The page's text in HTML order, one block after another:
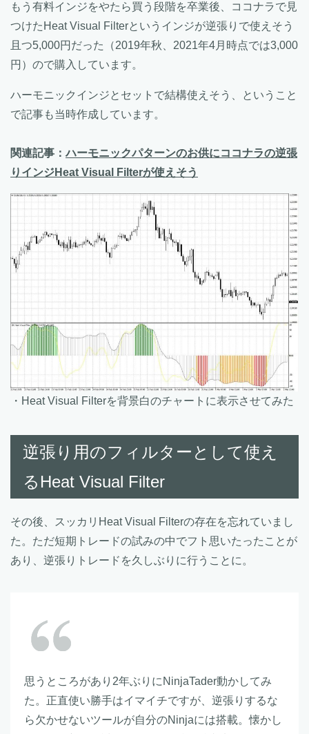
もう有料インジをやたら買う段階を卒業後、ココナラで見
つけたHeat Visual Filterというインジが逆張りで使えそう
且つ5,000円だった（2019年秋、2021年4月時点では3,000
円）ので購入しています。
ハーモニックインジとセットで結構使えそう、ということ
で記事も当時作成しています。
関連記事：ハーモニックパターンのお供にココナラの逆張
りインジHeat Visual Filterが使えそう
・Heat Visual Filterを背景白のチャートに表示させてみた
逆張り用のフィルターとして使え
るHeat Visual Filter
その後、スッカリHeat Visual Filterの存在を忘れていまし
た。ただ短期トレードの試みの中でフト思いたったことが
あり、逆張りトレードを久しぶりに行うことに。
思うところがあり2年ぶりにNinjaTader動かしてみ
た。正直使い勝手はイマイチですが、逆張りするな
ら欠かせないツールが自分のNinjaには搭載。懐かし